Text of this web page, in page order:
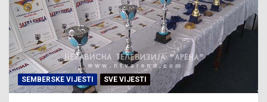
SEMBERSKE VIJESTI SVE VIJESTI